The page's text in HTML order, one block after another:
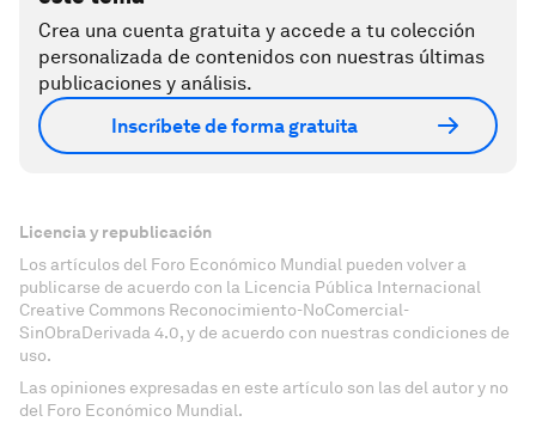
Crea una cuenta gratuita y accede a tu colección
personalizada de contenidos con nuestras últimas
publicaciones y análisis.
Inscríbete de forma gratuita
Licencia y republicación
Los artículos del Foro Económico Mundial pueden volver a
publicarse de acuerdo con la Licencia Pública Internacional
Creative Commons Reconocimiento-NoComercial-
SinObraDerivada 4.0, y de acuerdo con nuestras condiciones de
uso.
Las opiniones expresadas en este artículo son las del autor y no
del Foro Económico Mundial.